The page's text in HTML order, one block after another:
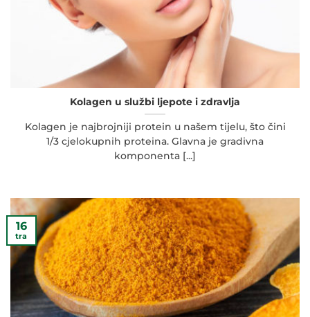
Kolagen u službi ljepote i zdravlja
Kolagen je najbrojniji protein u našem tijelu, što čini
1/3 cjelokupnih proteina. Glavna je gradivna
komponenta [...]
16
tra